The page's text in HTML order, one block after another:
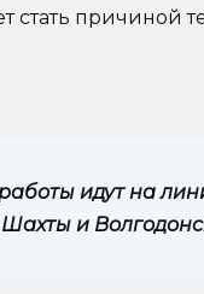
стать причиной
идут на
и